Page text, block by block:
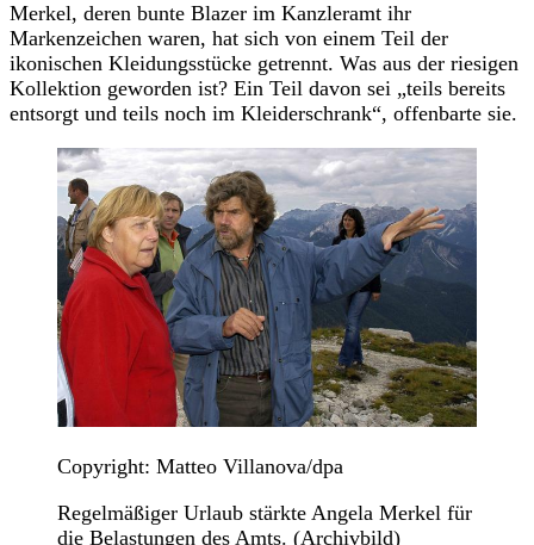
Merkel, deren bunte Blazer im Kanzleramt ihr
Markenzeichen waren, hat sich von einem Teil der
ikonischen Kleidungsstücke getrennt. Was aus der riesigen
Kollektion geworden ist? Ein Teil davon sei „teils bereits
entsorgt und teils noch im Kleiderschrank“, offenbarte sie.
Copyright: Matteo Villanova/dpa
Regelmäßiger Urlaub stärkte Angela Merkel für
die Belastungen des Amts. (Archivbild)